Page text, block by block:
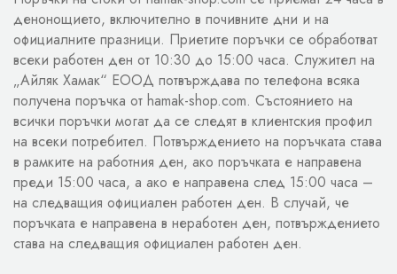
денонощието, включително в почивните дни и на
официалните празници. Приетите поръчки се обработват
всеки работен ден от 10:30 до 15:00 часа. Служител на
„Айляк Хамак“ ЕООД потвърждава по телефона всяка
получена поръчка от hamak-shop.com. Състоянието на
всички поръчки могат да се следят в клиентския профил
на всеки потребител. Потвърждението на поръчката става
в рамките на работния ден, ако поръчката е направена
преди 15:00 часа, а ако е направена след 15:00 часа –
на следващия официален работен ден. В случай, че
поръчката е направена в неработен ден, потвърждението
става на следващия официален работен ден.